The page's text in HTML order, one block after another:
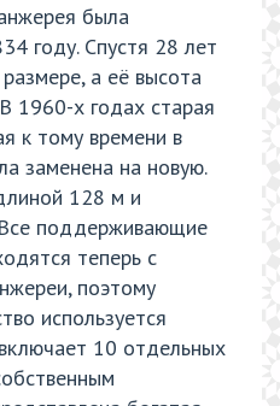
была
году. Спустя 28 лет
а её высота
1960-х годах старая
к тому времени в
заменена на новую.
128 м и
поддерживающие
теперь с
поэтому
используется
10 отдельных